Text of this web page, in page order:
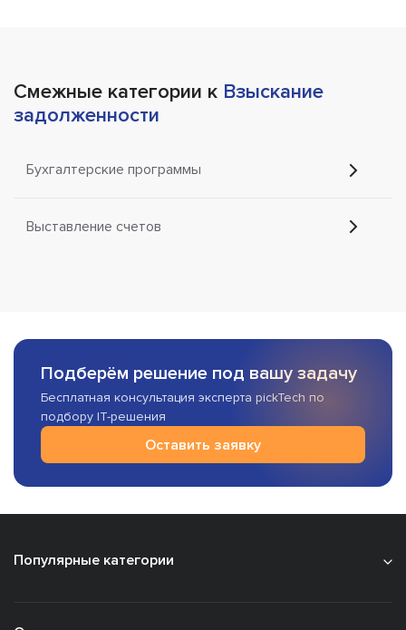
Смежные категории к Взыскание
задолженности
Бухгалтерские программы
Выставление счетов
Подберём решение под вашу задачу
Бесплатная консультация эксперта pickTech по
подбору IT-решения
Оставить заявку
Популярные категории